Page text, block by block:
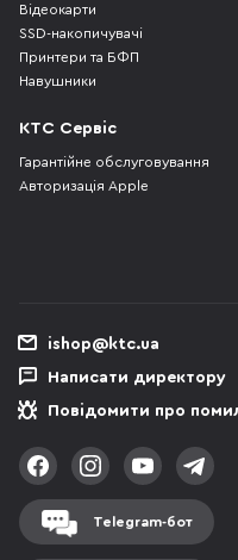
Відеокарти
SSD-накопичувачі
Принтери та БФП
Навушники
КТС Сервіс
Гарантійне обслуговування
Авторизація Apple
ishop@ktc.ua
Написати директору
Повідомити про
Telegram-бот